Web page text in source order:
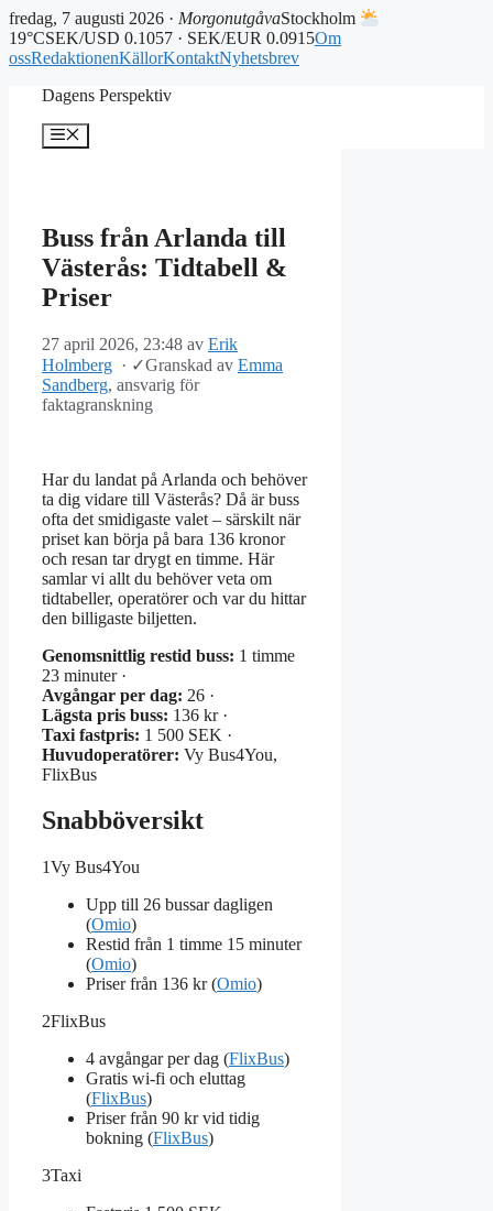
fredag, 7 augusti 2026 · MorgonutgåvaStockholm
19°CSEK/USD 0.1057 · SEK/EUR 0.0915Om
ossRedaktionenKällorKontaktNyhetsbrev
Dagens Perspektiv
Meny
Buss från Arlanda till
Västerås: Tidtabell &
Priser
27 april 2026, 23:48 av Erik
Holmberg · ✓Granskad av Emma
Sandberg, ansvarig för
faktagranskning
Har du landat på Arlanda och behöver
ta dig vidare till Västerås? Då är buss
ofta det smidigaste valet – särskilt när
priset kan börja på bara 136 kronor
och resan tar drygt en timme. Här
samlar vi allt du behöver veta om
tidtabeller, operatörer och var du hittar
den billigaste biljetten.
Genomsnittlig restid buss: 1 timme
23 minuter ·
Avgångar per dag: 26 ·
Lägsta pris buss: 136 kr ·
Taxi fastpris: 1 500 SEK ·
Huvudoperatörer: Vy Bus4You,
FlixBus
Snabböversikt
1Vy Bus4You
Upp till 26 bussar dagligen
(Omio)
Restid från 1 timme 15 minuter
(Omio)
Priser från 136 kr (Omio)
2FlixBus
4 avgångar per dag (FlixBus)
Gratis wi-fi och eluttag
(FlixBus)
Priser från 90 kr vid tidig
bokning (FlixBus)
3Taxi